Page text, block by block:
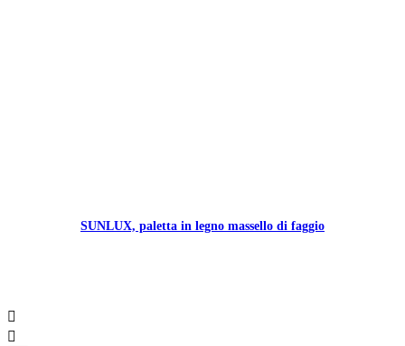
SUNLUX, paletta in legno massello di faggio

